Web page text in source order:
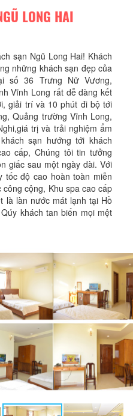
LONG HAI
sạn Ngũ Long Hai! Khách
những khách sạn đẹp của
số 36 Trưng Nữ Vương,
Vĩnh Long rất dễ dàng kết
giải trí và 10 phút đi bộ tới
Quảng trường Vĩnh Long,
trị và trải nghiệm ẩm
sạn hướng tới khách
cấp, Chúng tôi tin tưởng
giấc sau một ngày dài. Với
tốc độ cao hoàn toàn miễn
cộng, Khu spa cao cấp
là làn nước mát lạnh tại Hồ
khách tan biến mọi mệt